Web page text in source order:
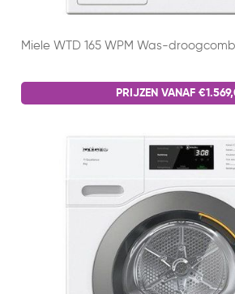
Miele WTD 165 WPM Was-
PRIJZEN VANAF